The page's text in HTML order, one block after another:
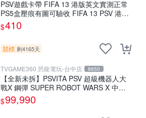
PSV遊戲卡帶 FIFA 13 港版英文實測正常
PS5盒壓痕有圖可驗收 FIFA 13 PSV 港版
游玩無問題 PSV FIFA 13 港版英文
$410
競標 剩4165天
TVGAME360 恐龍電玩-台中店 8650
【全新未拆】PSVITA PSV 超級機器人大
戰X 鋼彈 SUPER ROBOT WARS X 中文
版【台中恐龍電玩】
$99,990